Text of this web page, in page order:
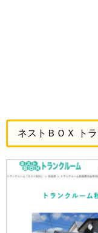
ネストＢＯＸ ト